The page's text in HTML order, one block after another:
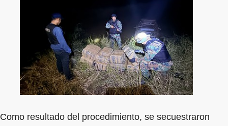
Como resultado del procedimiento, se secuestraron